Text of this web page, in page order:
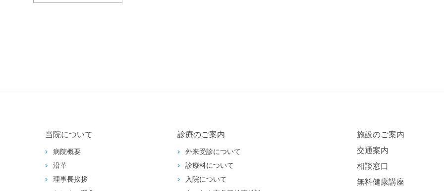
当院について
病院概要
沿革
理事長挨拶
診療のご案内
外来受診について
診療科について
入院について
施設のご案内
交通案内
相談窓口
無料健康講座